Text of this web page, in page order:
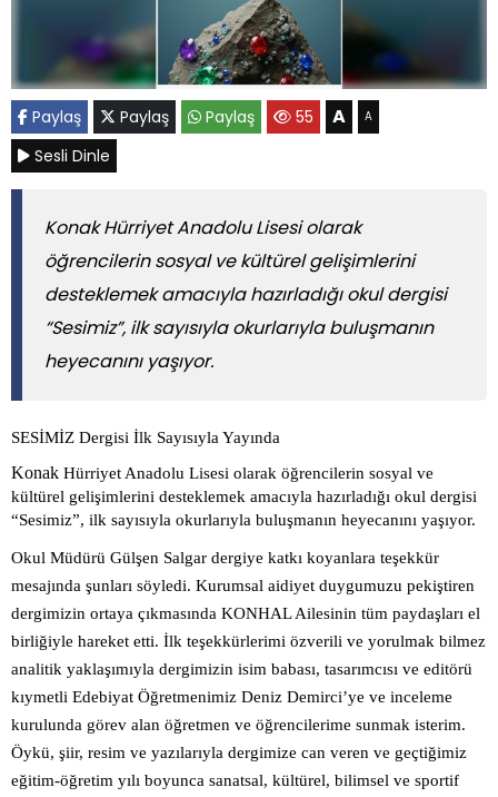
Paylaş Paylaş Paylaş 55 A A
Sesli Dinle
Konak Hürriyet Anadolu Lisesi olarak
öğrencilerin sosyal ve kültürel gelişimlerini
desteklemek amacıyla hazırladığı okul dergisi
“Sesimiz”, ilk sayısıyla okurlarıyla buluşmanın
heyecanını yaşıyor.
SESİMİZ Dergisi İlk Sayısıyla Yayında
Konak Hürriyet Anadolu Lisesi olarak öğrencilerin sosyal ve
kültürel gelişimlerini desteklemek amacıyla hazırladığı okul dergisi
“Sesimiz”, ilk sayısıyla okurlarıyla buluşmanın heyecanını yaşıyor.
Okul Müdürü Gülşen Salgar dergiye katkı koyanlara teşekkür
mesajında şunları söyledi. Kurumsal aidiyet duygumuzu pekiştiren
dergimizin ortaya çıkmasında KONHAL Ailesinin tüm paydaşları el
birliğiyle hareket etti. İlk teşekkürlerimi özverili ve yorulmak bilmez
analitik yaklaşımıyla dergimizin isim babası, tasarımcısı ve editörü
kıymetli Edebiyat Öğretmenimiz Deniz Demirci’ye ve inceleme
kurulunda görev alan öğretmen ve öğrencilerime sunmak isterim.
Öykü, şiir, resim ve yazılarıyla dergimize can veren ve geçtiğimiz
eğitim-öğretim yılı boyunca sanatsal, kültürel, bilimsel ve sportif